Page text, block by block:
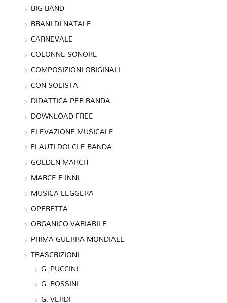
BIG BAND
BRANI DI NATALE
CARNEVALE
COLONNE SONORE
COMPOSIZIONI ORIGINALI
CON SOLISTA
DIDATTICA PER BANDA
DOWNLOAD FREE
ELEVAZIONE MUSICALE
FLAUTI DOLCI E BANDA
GOLDEN MARCH
MARCE E INNI
MUSICA LEGGERA
OPERETTA
ORGANICO VARIABILE
PRIMA GUERRA MONDIALE
TRASCRIZIONI
G. PUCCINI
G. ROSSINI
G. VERDI